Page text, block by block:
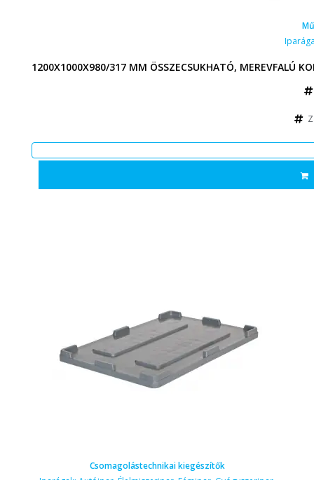
1200X1000X980/317 MM ÖSSZECSUKHATÓ, MEREVFALÚ
Csomagolástechnikai kiegészítők